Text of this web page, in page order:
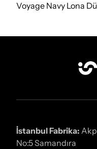
Voyage Navy Lona
İstanbul Fabrika:
No:5 Samandıra